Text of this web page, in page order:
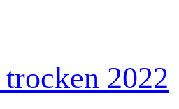
2022